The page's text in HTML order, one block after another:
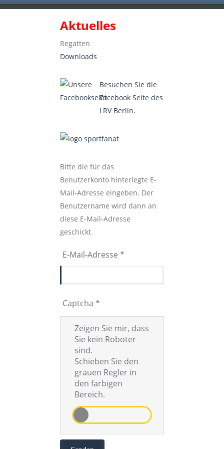
Landesruderverband Berlin e.V.
Aktuelles
Regatten
Downloads
Besuchen Sie die
Facebook Seite des
LRV Berlin.
Bitte die für das
Benutzerkonto hinterlegte E-
Mail-Adresse eingeben. Der
Benutzername wird dann an
diese E-Mail-Adresse
geschickt.
E-Mail-Adresse *
Captcha *
Zeigen Sie mir, dass
Sie kein Roboter
sind.
Schieben Sie den
grauen Regler in
den farbigen
Bereich.